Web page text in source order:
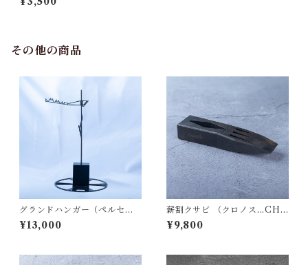
その他の商品
グランドハンガー（ペルセウ
ス...PERSEUS）
¥13,000
薪割クサビ （クロノス...CHR
ONUS） (本革専用ケース付属
です)
¥9,800